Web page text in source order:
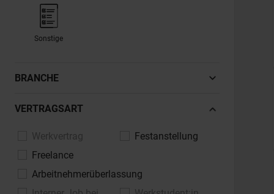
Sonstige
BRANCHE
Automotive, Fahrzeugindustrie
Versicherungen
Bau, Architektur, Immobilien
Chemie, Pharma, Life Sciences
VERTRAGSART
Werkvertrag
Festanstellung
Freelance
Arbeitnehmerüberlassung